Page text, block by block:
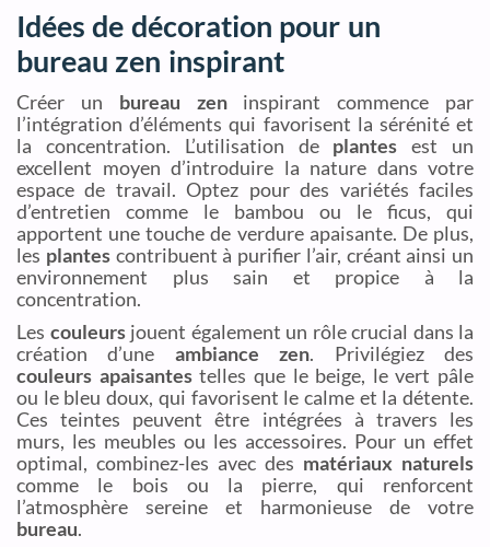
Idées de décoration pour un
bureau zen inspirant
Créer un bureau zeninspirant commence par
l’intégration d’éléments qui favorisent la sérénité et
la concentration. L’utilisation de plantes est un
excellent moyen d’introduire la nature dans votre
espace de travail. Optez pour des variétés faciles
d’entretien comme le bambou ou le ficus, qui
apportent une touche de verdure apaisante. De plus,
les plantescontribuent à purifier l’air, créant ainsi un
environnement plus sain et propice à la
concentration.
Les couleursjouent également un rôle crucial dans la
création d’une ambiance zen. Privilégiez des
couleurs apaisantestelles que le beige, le vert pâle
ou le bleu doux, qui favorisent le calme et la détente.
Ces teintes peuvent être intégrées à travers les
murs, les meubles ou les accessoires. Pour un effet
optimal, combinez-les avec des matériaux naturels
comme le bois ou la pierre, qui renforcent
l’atmosphère sereine et harmonieuse de votre
bureau.